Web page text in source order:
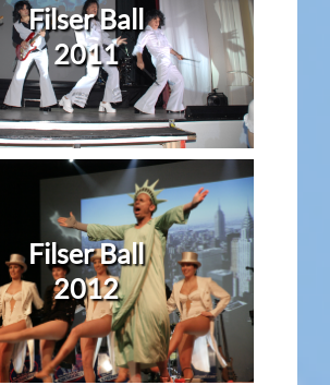
Filser Ball
2011
Filser Ball
2012